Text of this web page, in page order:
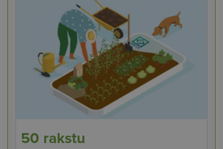
50 rakstu